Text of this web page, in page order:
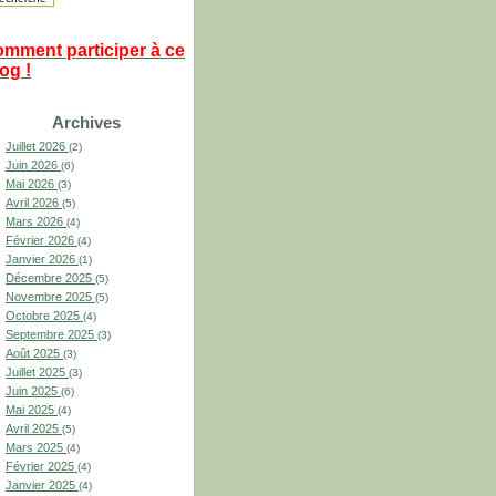
participer à ce
!
Archives
Juillet 2026 (2)
Juin 2026 (6)
Mai 2026 (3)
Avril 2026 (5)
Mars 2026 (4)
Février 2026 (4)
Janvier 2026 (1)
Décembre 2025 (5)
Novembre 2025 (5)
Octobre 2025 (4)
Septembre 2025 (3)
Août 2025 (3)
Juillet 2025 (3)
Juin 2025 (6)
Mai 2025 (4)
Avril 2025 (5)
Mars 2025 (4)
Février 2025 (4)
Janvier 2025 (4)